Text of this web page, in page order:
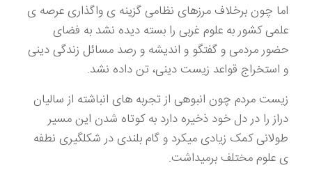
اما چون برخلاف مرزهای نظامی گزینه ی واگذاری عرصه ی
علمی کشور به علوم غربی را بسته دیده نشد به فضای
حضور مردمی و گفتگو و اندیشه و رصد مسائل زندگی دینی
و استخراج قواعد زیست دینی، تن داده نشد.
زیست مردم چون انبوهی از تجربه های انباشته از سالیان
دراز را در دل خود ذخیره دارد به کوتاه شدن این مسیر
طولانی کمک زیادی میکرد و گام بلندی در شکلگیری نطفه
ی علوم مختلف برمیداشت.